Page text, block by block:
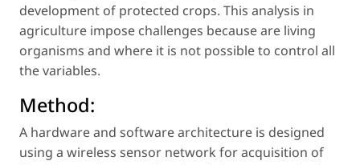
development of protected crops. This analysis in
agriculture impose challenges because are living
organisms and where it is not possible to control all
the variables.
Method:
A hardware and software architecture is designed
using a wireless sensor network for acquisition of